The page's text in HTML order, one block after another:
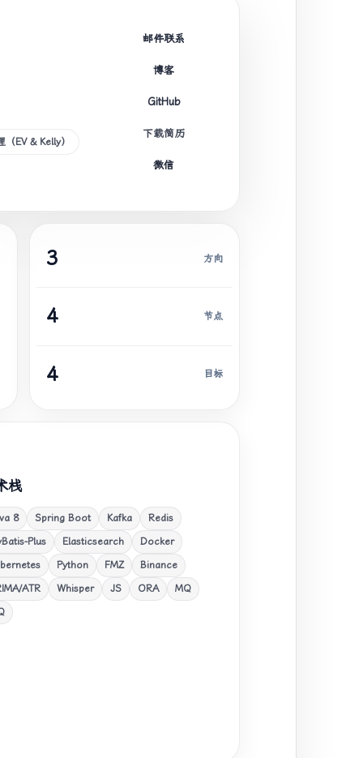
EV & Kelly）
邮件联系
博客
GitHub
下载简历
微信
3 方向
4 节点
4 目标
栈
8 Spring Boot Kafka Redis
Plus Elasticsearch Docker
Python FMZ Binance
ATR Whisper JS ORA MQ